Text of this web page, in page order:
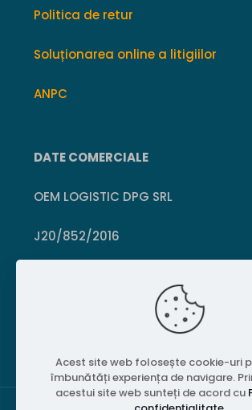
Politica de retur
Soluționarea online a litigiilor
ANPC
DATE COMERCIALE
OEM LOGISTIC DPG SRL
J20/852/2016
Crișcior, Hunedoara
Acest site web folosește cookie-uri
îmbunătăți experiența de navigare.
acestui site web sunteți de acord cu